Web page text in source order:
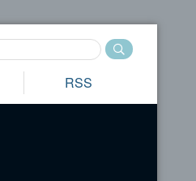
RSS